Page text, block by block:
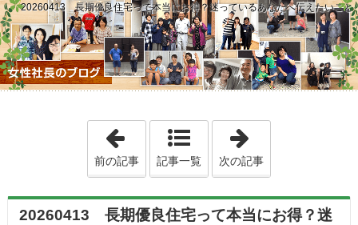
20260413 長期優良住宅って本当にお得？迷っているあなたへ伝えたいこと
「20260412 「この家でいい」と言っ
前の記事 記事一覧 次の記事
20260413 長期優良住宅って本当にお得？迷